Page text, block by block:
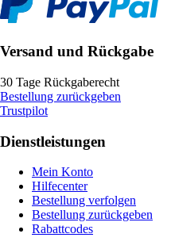
Versand und Rückgabe
30 Tage Rückgaberecht
Bestellung zurückgeben
Trustpilot
Dienstleistungen
Mein Konto
Hilfecenter
Bestellung verfolgen
Bestellung zurückgeben
Rabattcodes